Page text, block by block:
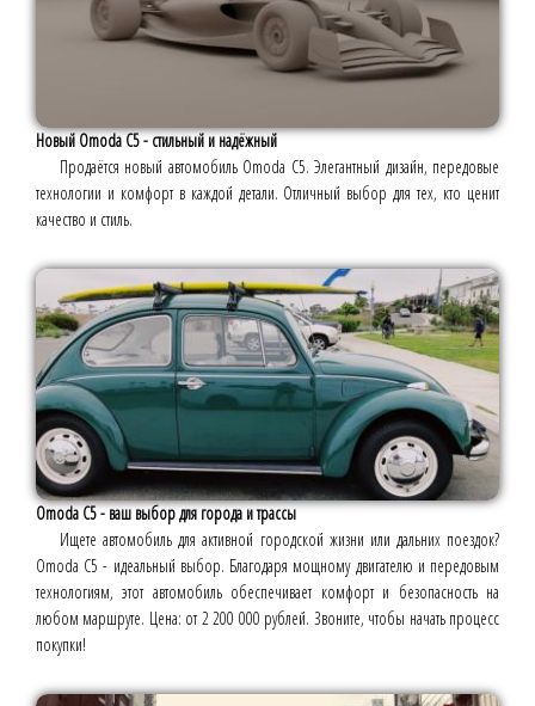
Новый Omoda C5 - стильный и надёжный
Продаётся новый автомобиль Omoda C5. Элегантный дизайн, передовые
технологии и комфорт в каждой детали. Отличный выбор для тех, кто ценит
качество и стиль.
Omoda C5 - ваш выбор для города и трассы
Ищете автомобиль для активной городской жизни или дальних поездок?
Omoda C5 - идеальный выбор. Благодаря мощному двигателю и передовым
технологиям, этот автомобиль обеспечивает комфорт и безопасность на
любом маршруте. Цена: от 2 200 000 рублей. Звоните, чтобы начать процесс
покупки!